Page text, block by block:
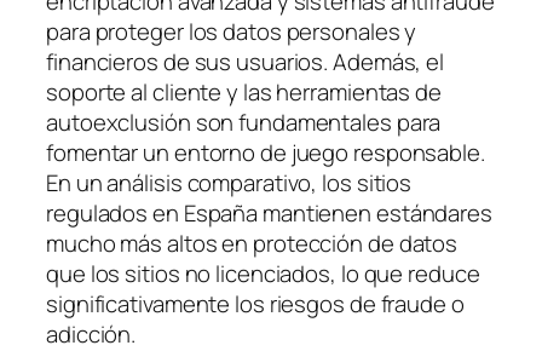
para proteger los datos personales y
financieros de sus usuarios. Además, el
soporte al cliente y las herramientas de
autoexclusión son fundamentales para
fomentar un entorno de juego responsable.
En un análisis comparativo, los sitios
regulados en España mantienen estándares
mucho más altos en protección de datos
que los sitios no licenciados, lo que reduce
significativamente los riesgos de fraude o
adicción.